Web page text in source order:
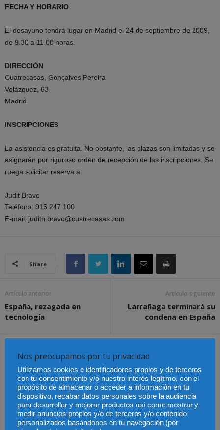
FECHA Y HORARIO
El desayuno tendrá lugar en Madrid el 24 de septiembre de 2009,
de 9.30 a 11.00 horas.
DIRECCIÓN
Cuatrecasas, Gonçalves Pereira
Velázquez, 63
Madrid
INSCRIPCIONES
La asistencia es gratuita. No obstante, las plazas son limitadas y se
asignarán por riguroso orden de recepción de las inscripciones. Se
ruega solicitar reserva a:
Judit Bravo
Teléfono: 915 247 100
E-mail: judith.bravo@cuatrecasas.com
Share
Artículo anterior
España, rezagada en
tecnología
Artículo siguiente
Larrañaga terminará su
condena en España
AGM Abogados refuerza
su presencia en
Chambers Europe 2026
con nuevos
El ICAM lanza la serie
“Claves jurídicas de la
Una sentencia pionera
avala el despido
Nos preocupamos por tu privacidad
Utilizamos cookies e identificadores propios y de terceros
con tu consentimiento y/o nuestro interés legítimo, con el
propósito de almacenar o acceder a información en tu
dispositivo, recabar datos personales sobre la audiencia
para desarrollar y mejorar productos así como mostrar y
medir anuncios propios y/o de terceros y/o contenido
personalizados basándonos en tu navegación (por